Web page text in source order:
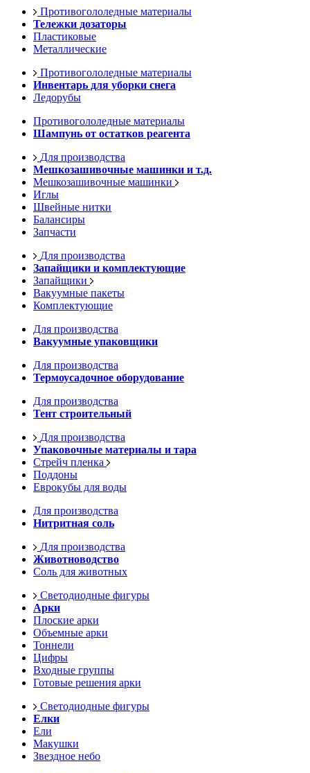
Противогололедные материалы
Тележки дозаторы
Пластиковые
Металлические
Противогололедные материалы
Инвентарь для уборки снега
Ледорубы
Противогололедные материалы
Шампунь от остатков реагента
Для производства
Мешкозашивочные машинки и т.д.
Мешкозашивочные машинки
Иглы
Швейные нитки
Балансиры
Запчасти
Для производства
Запайщики и комплектующие
Запайщики
Вакуумные пакеты
Комплектующие
Для производства
Вакуумные упаковщики
Для производства
Термоусадочное оборудование
Для производства
Тент строительный
Для производства
Упаковочные материалы и тара
Стрейч пленка
Поддоны
Еврокубы для воды
Для производства
Нитритная соль
Для производства
Животноводство
Соль для животных
Светодиодные фигуры
Арки
Плоские арки
Объемные арки
Тоннели
Цифры
Входные группы
Готовые решения арки
Светодиодные фигуры
Елки
Ели
Макушки
Звездное небо